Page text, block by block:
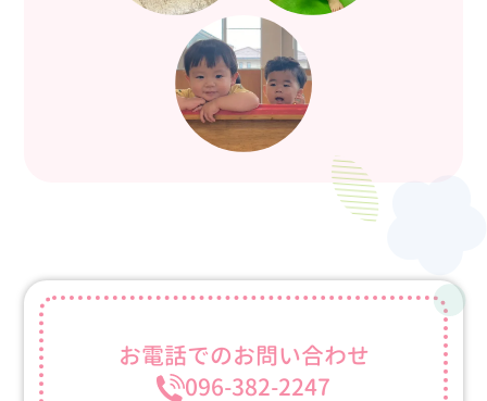
お電話でのお問い合わせ
096-382-2247